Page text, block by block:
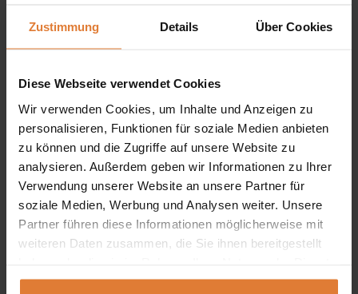
Zustimmung Details Über Cookies
Diese Webseite verwendet Cookies
Wir verwenden Cookies, um Inhalte und Anzeigen zu
personalisieren, Funktionen für soziale Medien anbieten
zu können und die Zugriffe auf unsere Website zu
analysieren. Außerdem geben wir Informationen zu Ihrer
Verwendung unserer Website an unsere Partner für
soziale Medien, Werbung und Analysen weiter. Unsere
Partner führen diese Informationen möglicherweise mit
weiteren Daten zusammen, die Sie ihnen bereitgestellt
gesammelt haben.
Organisation mit Charakter:Sie suchen ein
Bücherregal, das nicht nur Ihre Bücher, Schallplatten
großes Jugendbuchregal ist die perfekte Lösung, denn
es verbindet Funktionalität mit einem Designer-Look.
Einzigartiges Aussehen:Unser Jugendbuchregal ist in
drei stilvollen Farben erhältlich: grau-beige, geölte
Eiche und Eukalyptus. So können Sie das Möbelstück